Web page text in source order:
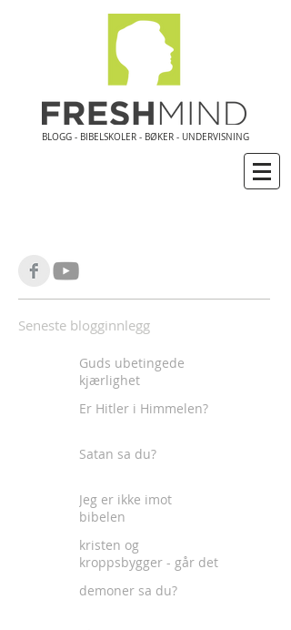
BLOGG - BIBELSKOLER - BØKER - UNDERVISNING
Seneste blogginnlegg
Guds ubetingede
kjærlighet
Er Hitler i Himmelen?
Satan sa du?
Jeg er ikke imot
bibelen
kristen og
kroppsbygger - går det
demoner sa du?